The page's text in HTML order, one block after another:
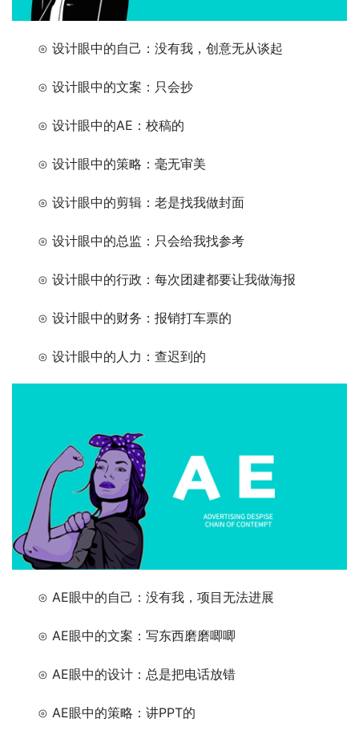
⊙ 设计眼中的自己：没有我，创意无从谈起
⊙ 设计眼中的文案：只会抄
⊙ 设计眼中的AE：校稿的
⊙ 设计眼中的策略：毫无审美
⊙ 设计眼中的剪辑：老是找我做封面
⊙ 设计眼中的总监：只会给我找参考
⊙ 设计眼中的行政：每次团建都要让我做海报
⊙ 设计眼中的财务：报销打车票的
⊙ 设计眼中的人力：查迟到的
⊙ AE眼中的自己：没有我，项目无法进展
⊙ AE眼中的文案：写东西磨磨唧唧
⊙ AE眼中的设计：总是把电话放错
⊙ AE眼中的策略：讲PPT的